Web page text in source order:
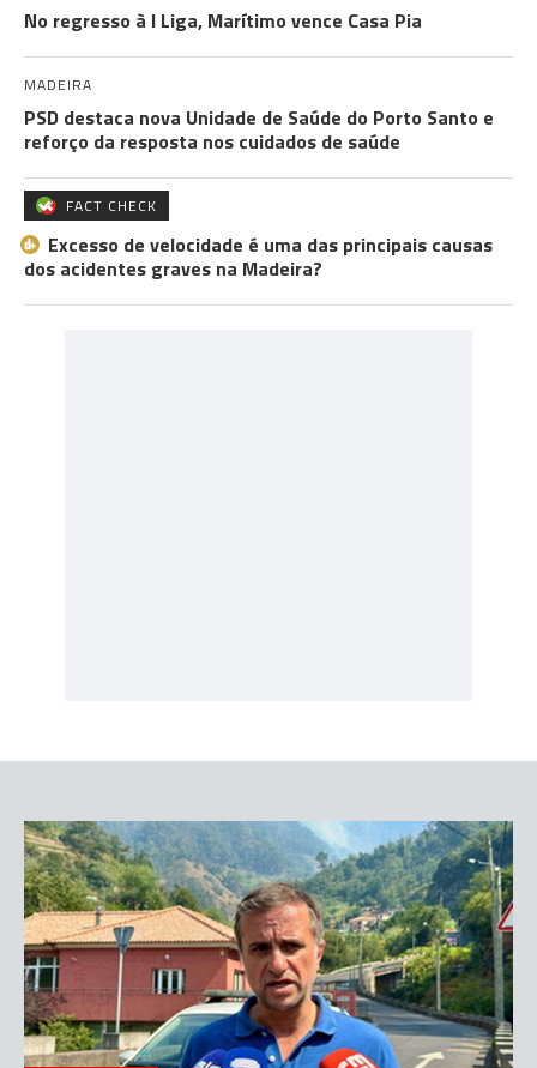
No regresso à I Liga, Marítimo vence Casa Pia
MADEIRA
PSD destaca nova Unidade de Saúde do Porto Santo e
reforço da resposta nos cuidados de saúde
FACT CHECK
Excesso de velocidade é uma das principais causas
dos acidentes graves na Madeira?